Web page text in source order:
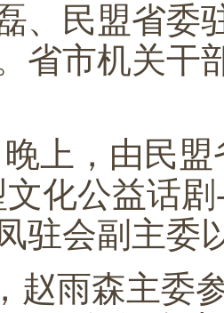
、民盟省委
省市机关干
上，由民
文化公益话
驻会副主委
赵雨森主委